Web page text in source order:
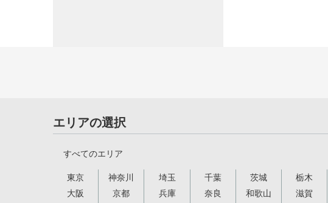
エリアの選択
すべてのエリア
東京 神奈川 埼玉 千葉 茨城 栃木
大阪
京都 兵庫 奈良 和歌山 滋賀